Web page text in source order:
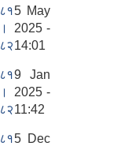
८१
।
८२
5 May
2025 -
14:01
८१
।
८२
9 Jan
2025 -
11:42
८१5 Dec